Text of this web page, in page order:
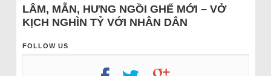
LÂM, MẪN, HƯNG NGỒI GHẾ MỚI – VỞ
KỊCH NGHÌN TỶ VỚI NHÂN DÂN
FOLLOW US